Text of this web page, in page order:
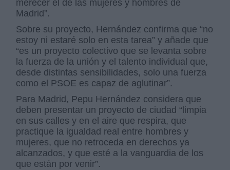
merecer el de las mujeres y hombres de
Madrid”.
Sobre su proyecto, Hernández confirma que “no
estoy ni estaré solo en esta tarea” y añade que
“es un proyecto colectivo que se levanta sobre
la fuerza de la unión y el talento individual que,
desde distintas sensibilidades, solo una fuerza
como el PSOE es capaz de aglutinar”.
Para Madrid, Pepu Hernández considera que
deben presentar un proyecto de ciudad “limpia
en sus calles y en el aire que respira, que
practique la igualdad real entre hombres y
mujeres, que no retroceda en derechos ya
alcanzados, y que esté a la vanguardia de los
que están por venir”.